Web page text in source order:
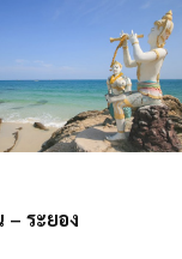
ระยอง